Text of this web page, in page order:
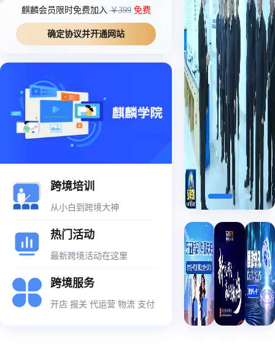
麒麟会员限时免费加入￥399 免费
确定协议并开通网站
跨境培训
从小白到跨境大神
热门活动
最新跨境活动在这里
跨境服务
开店 报关 代运营 物流 支付